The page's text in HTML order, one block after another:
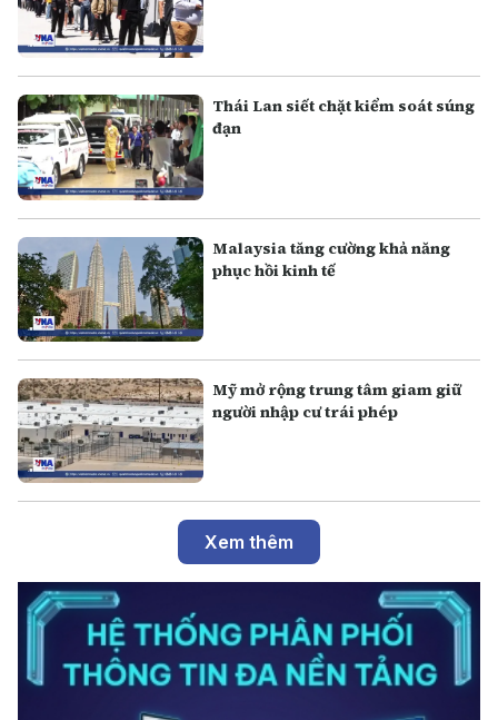
Thái Lan siết chặt kiểm soát súng
đạn
Malaysia tăng cường khả năng
phục hồi kinh tế
Mỹ mở rộng trung tâm giam giữ
người nhập cư trái phép
Xem thêm